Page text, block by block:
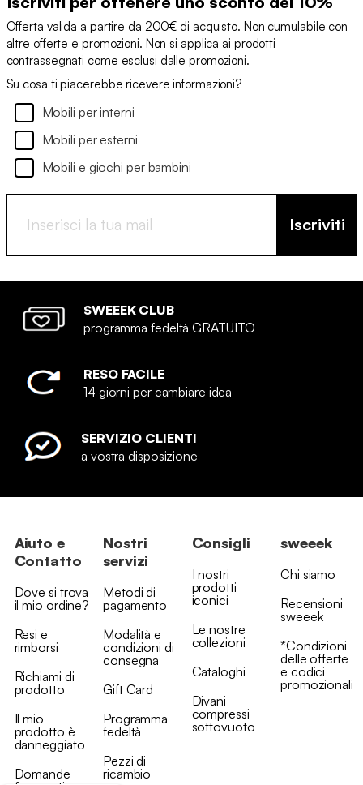
Offerta valida a partire da 200€ di acquisto. Non cumulabile con
altre offerte e promozioni. Non si applica ai prodotti
contrassegnati come esclusi dalle promozioni.
Su cosa ti piacerebbe ricevere informazioni?
Mobili per interni
Mobili per esterni
Mobili e giochi per bambini
Iscriviti
SWEEEK CLUB
programma fedeltà GRATUITO
RESO FACILE
14 giorni per cambiare idea
SERVIZIO CLIENTI
a vostra disposizione
Aiuto e
Contatto
Dove si trova
il mio ordine?
Resi e
rimborsi
Richiami di
prodotto
Il mio
prodotto è
danneggiato
Domande
Nostri
servizi
Metodi di
pagamento
Modalità e
condizioni di
consegna
Gift Card
Programma
fedeltà
Pezzi di
ricambio
Consigli
I nostri
prodotti
iconici
Le nostre
collezioni
Cataloghi
Divani
compressi
sottovuoto
sweeek
Chi siamo
Recensioni
sweeek
*Condizioni
delle offerte
e codici
promozionali